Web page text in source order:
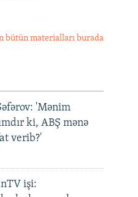
bütün materialları burada
'Mənim
ki, ABŞ mənə
verib?'
işi: